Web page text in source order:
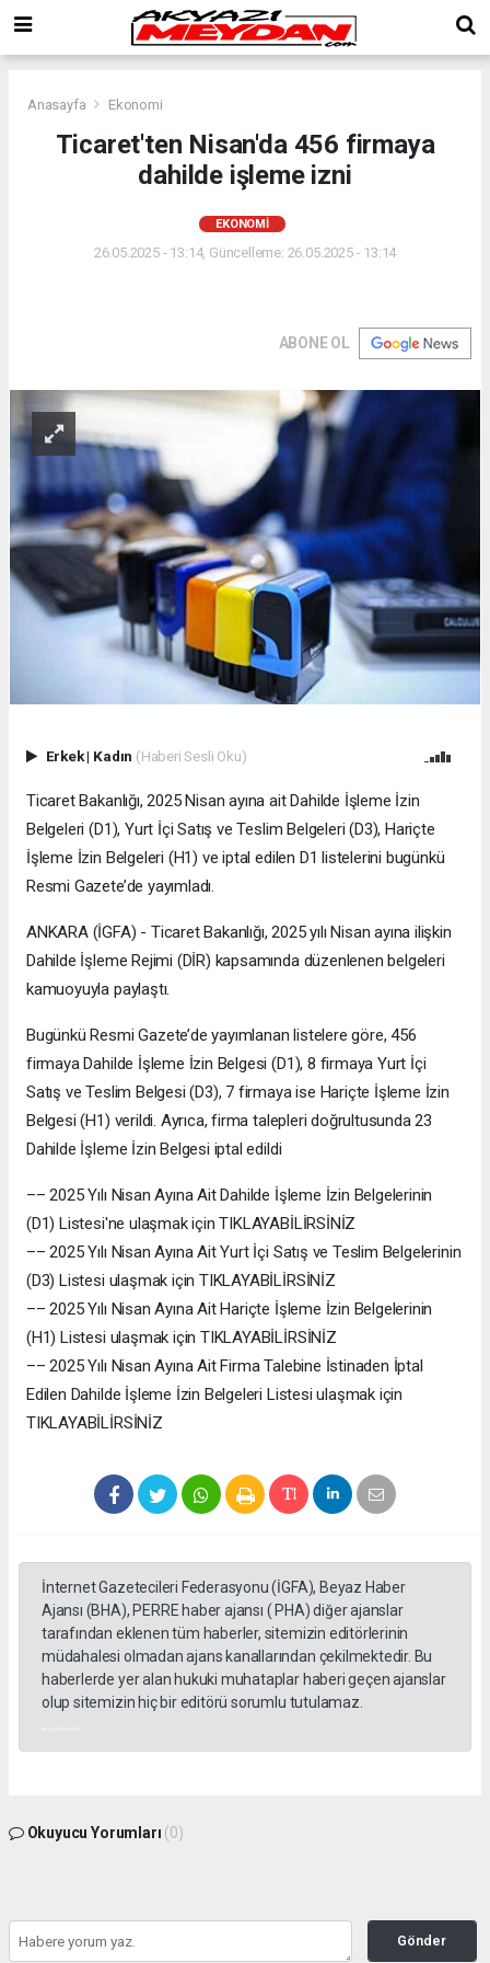
Anasayfa Ekonomi
Ticaret'ten Nisan'da 456 firmaya
dahilde işleme izni
EKONOMI
26.05.2025 - 13:14, Güncelleme: 26.05.2025 - 13:14
ABONE OL
Erkek| Kadın (Haberi Sesli Oku)
Ticaret Bakanlığı, 2025 Nisan ayına ait Dahilde İşleme İzin
Belgeleri (D1), Yurt İçi Satış ve Teslim Belgeleri (D3), Hariçte
İşleme İzin Belgeleri (H1) ve iptal edilen D1 listelerini bugünkü
Resmi Gazete’de yayımladı.
ANKARA (İGFA) - Ticaret Bakanlığı, 2025 yılı Nisan ayına ilişkin
Dahilde İşleme Rejimi (DİR) kapsamında düzenlenen belgeleri
kamuoyuyla paylaştı.
Bugünkü Resmi Gazete’de yayımlanan listelere göre, 456
firmaya Dahilde İşleme İzin Belgesi (D1), 8 firmaya Yurt İçi
Satış ve Teslim Belgesi (D3), 7 firmaya ise Hariçte İşleme İzin
Belgesi (H1) verildi. Ayrıca, firma talepleri doğrultusunda 23
Dahilde İşleme İzin Belgesi iptal edildi
–– 2025 Yılı Nisan Ayına Ait Dahilde İşleme İzin Belgelerinin
(D1) Listesi'ne ulaşmak için TIKLAYABİLİRSİNİZ
–– 2025 Yılı Nisan Ayına Ait Yurt İçi Satış ve Teslim Belgelerinin
(D3) Listesi ulaşmak için TIKLAYABİLİRSİNİZ
–– 2025 Yılı Nisan Ayına Ait Hariçte İşleme İzin Belgelerinin
(H1) Listesi ulaşmak için TIKLAYABİLİRSİNİZ
–– 2025 Yılı Nisan Ayına Ait Firma Talebine İstinaden İptal
Edilen Dahilde İşleme İzin Belgeleri Listesi ulaşmak için
TIKLAYABİLİRSİNİZ
İnternet Gazetecileri Federasyonu (İGFA), Beyaz Haber
Ajansı (BHA), PERRE haber ajansı ( PHA) diğer ajanslar
tarafından eklenen tüm haberler, sitemizin editörlerinin
müdahalesi olmadan ajans kanallarından çekilmektedir. Bu
haberlerde yer alan hukuki muhataplar haberi geçen ajanslar
olup sitemizin hiç bir editörü sorumlu tutulamaz.
Okuyucu Yorumları (0)
Gönder